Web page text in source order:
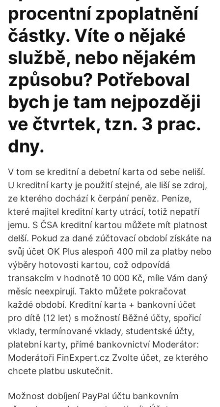
procentní zpoplatnění
částky. Víte o nějaké
službě, nebo nějakém
způsobu? Potřeboval
bych je tam nejpozději
ve čtvrtek, tzn. 3 prac.
dny.
V tom se kreditní a debetní karta od sebe neliší.
U kreditní karty je použití stejné, ale liší se zdroj,
ze kterého dochází k čerpání peněz. Peníze,
které majitel kreditní karty utrácí, totiž nepatří
jemu. S ČSA kreditní kartou můžete mít platnost
delší. Pokud za dané zúčtovací období získáte na
svůj účet OK Plus alespoň 400 mil za platby nebo
výběry hotovosti kartou, což odpovídá
transakcím v hodnotě 10 000 Kč, míle Vám daný
měsíc neexpirují. Takto můžete pokračovat
každé období. Kreditní karta + bankovní účet
pro dítě (12 let) s možností Běžné účty, spořicí
vklady, termínované vklady, studentské účty,
platební karty, přímé bankovnictví Moderátor:
Moderátoři FinExpert.cz Zvolte účet, ze kterého
chcete platbu uskutečnit.
Možnost dobíjení PayPal účtu bankovním